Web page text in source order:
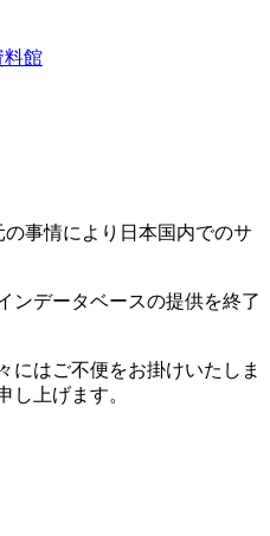
料館
の事情により日本国内でのサ
ンデータベースの提供を終了
にはご不便をお掛けいたしま
し上げます。